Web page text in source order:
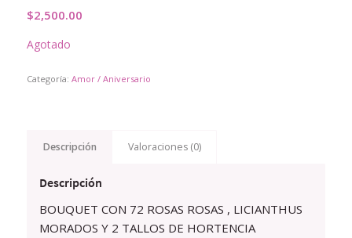
$2,500.00
Agotado
Categoría: Amor / Aniversario
Descripción Valoraciones (0)
Descripción
BOUQUET CON 72 ROSAS ROSAS , LICIANTHUS
MORADOS Y 2 TALLOS DE HORTENCIA